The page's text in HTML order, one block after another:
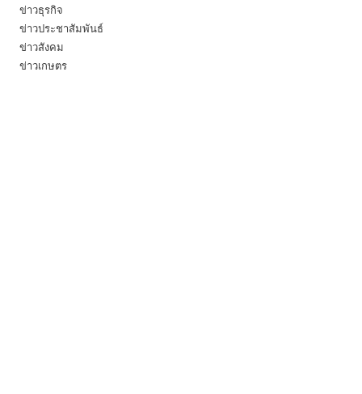
ข่าวธุรกิจ
ข่าวประชาสัมพันธ์
ข่าวสังคม
ข่าวเกษตร